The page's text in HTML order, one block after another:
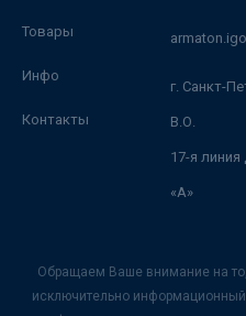
Товары
Инфо
Контакты
г. Санкт-
В.О.
17-я линия
«А»
Обращаем Ваше внимание на то,
исключительно информационный